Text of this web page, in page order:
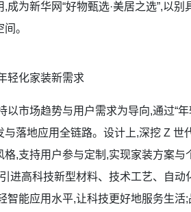
成为新华网“好物甄选·美居之选”,以
。
化家装新需求
场趋势与用户需求为导向,通过“年
落地应用全链路。设计上,深挖 Z 世
,支持用户参与定制,实现家装方案与
进高科技新型材料、技术工艺、自动
智能应用水平,让科技更好地服务生活